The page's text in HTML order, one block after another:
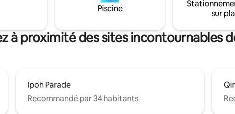
toilette sont fournis (gel douche,
serviettes, etc.). - Cuisine équipée
etc. prête pour une cuisson légère.
Piscine
sur
à proximité des sites incontournables
Ipoh Parade
Recommandé par 34 habitants